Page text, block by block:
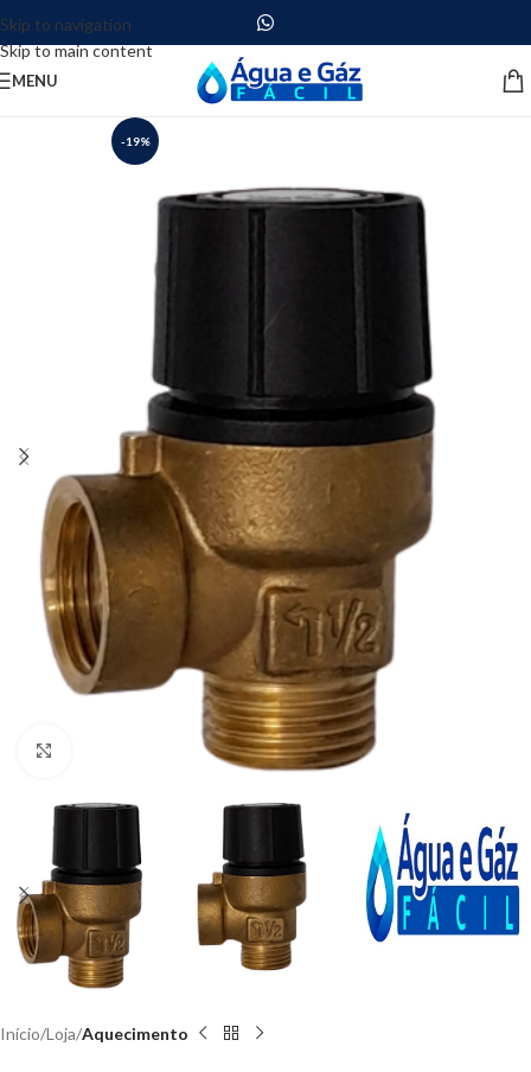
Skip to navigation
Skip to main content
MENU
-19%
Clique para ampliar
Início Loja Aquecimento